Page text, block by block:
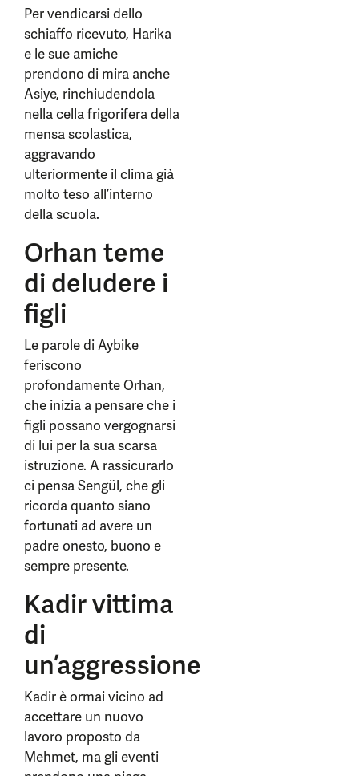
Per vendicarsi dello
schiaffo ricevuto, Harika
e le sue amiche
prendono di mira anche
Asiye, rinchiudendola
nella cella frigorifera della
mensa scolastica,
aggravando
ulteriormente il clima già
molto teso all’interno
della scuola.
Orhan teme
di deludere i
figli
Le parole di Aybike
feriscono
profondamente Orhan,
che inizia a pensare che i
figli possano vergognarsi
di lui per la sua scarsa
istruzione. A rassicurarlo
ci pensa Sengül, che gli
ricorda quanto siano
fortunati ad avere un
padre onesto, buono e
sempre presente.
Kadir vittima
di
un’aggressione
Kadir è ormai vicino ad
accettare un nuovo
lavoro proposto da
Mehmet, ma gli eventi